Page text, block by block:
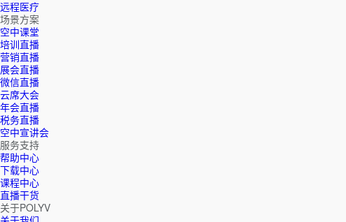
远程医疗
场景方案
空中课堂
培训直播
营销直播
展会直播
微信直播
云席大会
年会直播
税务直播
空中宣讲会
服务支持
帮助中心
下载中心
课程中心
直播干货
关于POLYV